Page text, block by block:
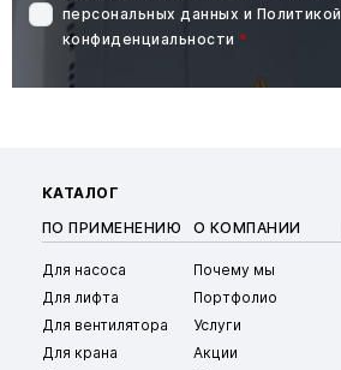
персональных данных и Политикой
конфиденциальности *
КАТАЛОГ
ПО ПРИМЕНЕНИЮ
Для насоса
Для лифта
Для вентилятора
Для крана
О КОМПАНИИ
Почему мы
Портфолио
Услуги
Акции